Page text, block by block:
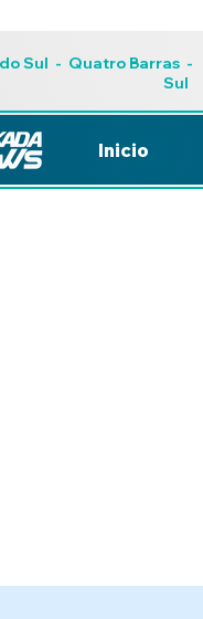
Sul - Quatro Barras-
Sul
Inicio